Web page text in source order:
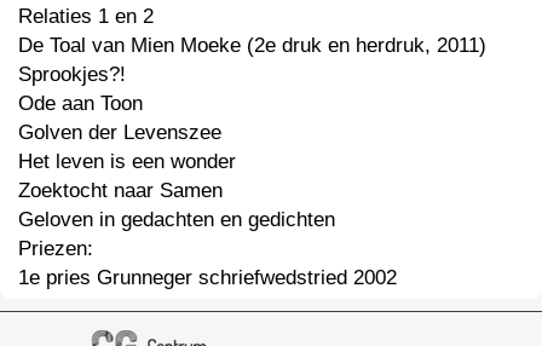
Relaties 1 en 2
De Toal van Mien Moeke (2e druk en herdruk, 2011)
Sprookjes?!
Ode aan Toon
Golven der Levenszee
Het leven is een wonder
Zoektocht naar Samen
Geloven in gedachten en gedichten
Priezen:
1e pries Grunneger schriefwedstried 2002